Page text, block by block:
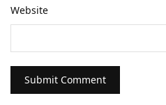
Website